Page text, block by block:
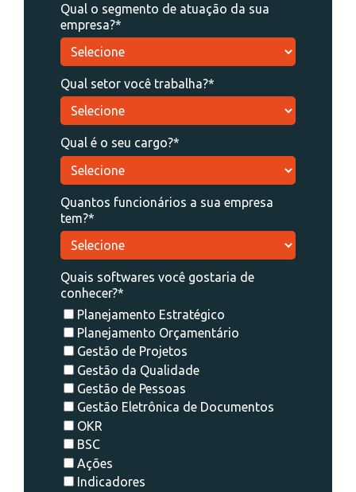
Qual o segmento de atuação da sua
empresa?*
Qual setor você trabalha?*
Qual é o seu cargo?*
Quantos funcionários a sua empresa
tem?*
Quais softwares você gostaria de
conhecer?*
Planejamento Estratégico
Planejamento Orçamentário
Gestão de Projetos
Gestão da Qualidade
Gestão de Pessoas
Gestão Eletrônica de Documentos
OKR
BSC
Ações
Indicadores